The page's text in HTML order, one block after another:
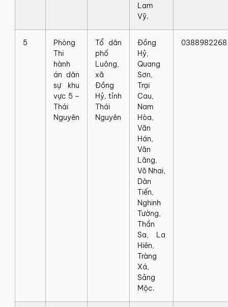
Lam
Vỹ.
5
Phòng
Thi
hành
án dân
sự khu
vực 5 –
Thái
Nguyên
Tổ dân
phố
Luông,
xã
Đồng
Hỷ, tỉnh
Thái
Nguyên
Đồng
Hỷ,
Quang
Sơn,
Trại
Cau,
Nam
Hòa,
Văn
Hán,
Văn
Lăng,
Võ Nhai,
Dân
Tiến,
Nghinh
Tường,
Thần
Sa, La
Hiên,
Tràng
Xá,
Sảng
Mộc.
0388982268